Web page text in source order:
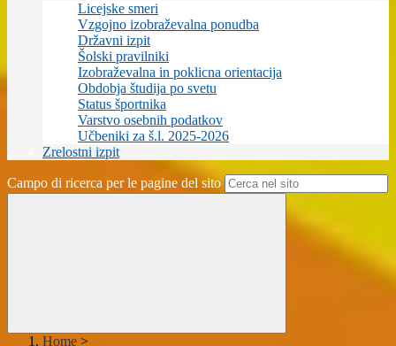
Licejske smeri
Vzgojno izobraževalna ponudba
Državni izpit
Šolski pravilniki
Izobraževalna in poklicna orientacija
Obdobja študija po svetu
Status športnika
Varstvo osebnih podatkov
Učbeniki za š.l. 2025-2026
Zrelostni izpit
Campo di ricerca per le pagine del sito
Home >